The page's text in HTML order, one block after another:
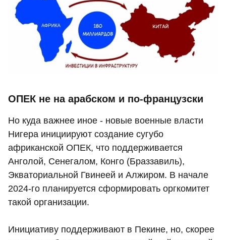
ОПЕК не на арабском и по-французски
Но куда важнее иное - новые военные власти
Нигера инициируют создание сугубо
африканской ОПЕК, что поддерживается
Анголой, Сенегалом, Конго (Браззавиль),
Экваториальной Гвинеей и Алжиром. В начале
2024-го планируется сформировать оргкомитет
такой организации.
Инициативу поддерживают в Пекине, но, скорее